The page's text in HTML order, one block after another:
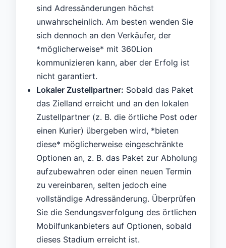
sind Adressänderungen höchst
unwahrscheinlich. Am besten wenden Sie
sich dennoch an den Verkäufer, der
*möglicherweise* mit 360Lion
kommunizieren kann, aber der Erfolg ist
nicht garantiert.
Lokaler Zustellpartner: Sobald das Paket
das Zielland erreicht und an den lokalen
Zustellpartner (z. B. die örtliche Post oder
einen Kurier) übergeben wird, *bieten
diese* möglicherweise eingeschränkte
Optionen an, z. B. das Paket zur Abholung
aufzubewahren oder einen neuen Termin
zu vereinbaren, selten jedoch eine
vollständige Adressänderung. Überprüfen
Sie die Sendungsverfolgung des örtlichen
Mobilfunkanbieters auf Optionen, sobald
dieses Stadium erreicht ist.